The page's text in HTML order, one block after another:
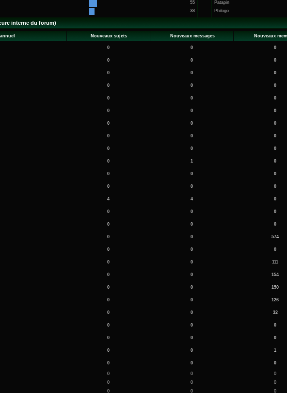
55
38
Patapin
Philogo
interne du forum)
Nouveaux sujets Nouveaux messages Nouveaux
0 0 0
0 0 0
0 0 0
0 0 0
0 0 0
0 0 0
0 0 0
0 0 0
0 0 0
0 1 0
0 0 0
0 0 0
4 4 0
0 0 0
0 0 0
0 0 574
0 0 0
0 0 111
0 0 154
0 0 150
0 0 126
0 0 32
0 0 0
0 0 0
0 0 1
0 0 0
0 0 0
0 0 0
0 0 0